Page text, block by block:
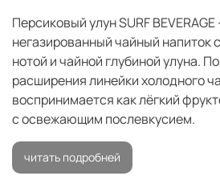
Персиковый улун SURF
негазированный чайный напиток
нотой и чайной глубиной улуна.
расширения линейки холодного
воспринимается как лёгкий
с освежающим послевкусием.
читать подробней